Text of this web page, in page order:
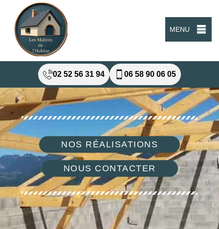
MENU
02 52 56 31 94 06 58 90 06 05
NOS RÉALISATIONS
NOUS CONTACTER